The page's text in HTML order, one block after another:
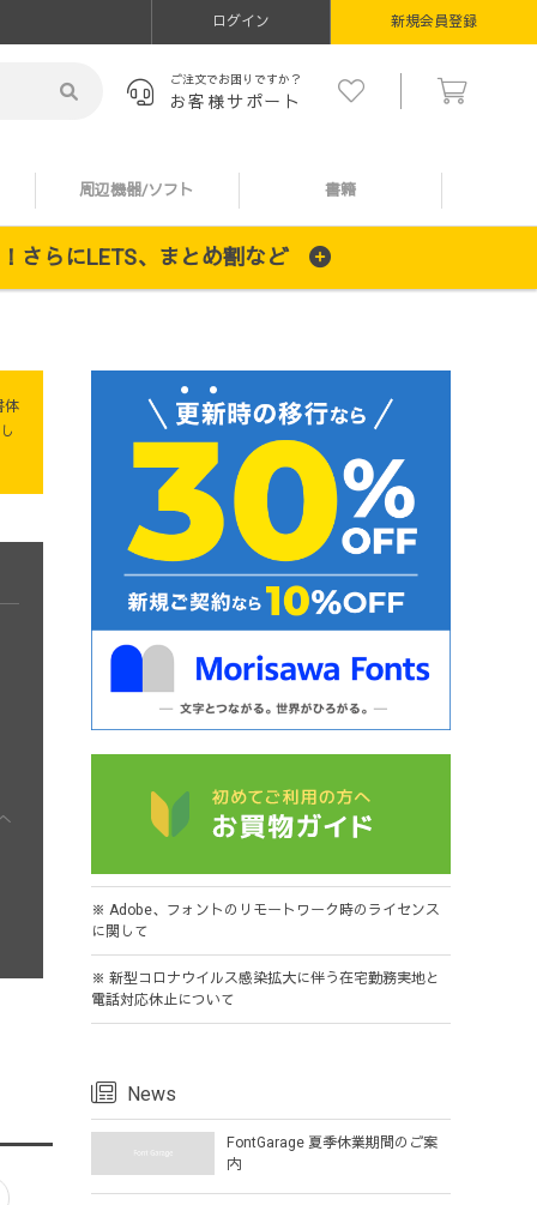
ログイン 新規会員登録
ご注文でお困りですか？
お客様サポート
周辺機器/ソフト 書籍
さらにLETS、まとめ割など
体
※ Adobe、フォントのリモートワーク時のライセンス
に関して
※ 新型コロナウイルス感染拡大に伴う在宅勤務実地と
電話対応休止について
News
FontGarage 夏季休業期間のご案
内